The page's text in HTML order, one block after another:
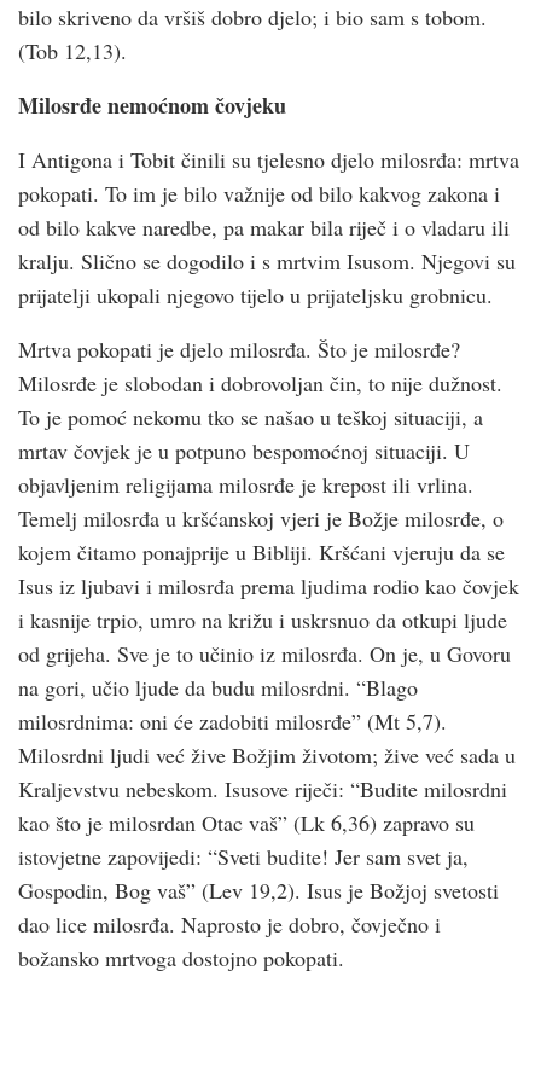
bilo skriveno da vršiš dobro djelo; i bio sam s tobom.
(Tob 12,13).
Milosrđe nemoćnom čovjeku
I Antigona i Tobit činili su tjelesno djelo milosrđa: mrtva
pokopati. To im je bilo važnije od bilo kakvog zakona i
od bilo kakve naredbe, pa makar bila riječ i o vladaru ili
kralju. Slično se dogodilo i s mrtvim Isusom. Njegovi su
prijatelji ukopali njegovo tijelo u prijateljsku grobnicu.
Mrtva pokopati je djelo milosrđa. Što je milosrđe?
Milosrđe je slobodan i dobrovoljan čin, to nije dužnost.
To je pomoć nekomu tko se našao u teškoj situaciji, a
mrtav čovjek je u potpuno bespomoćnoj situaciji. U
objavljenim religijama milosrđe je krepost ili vrlina.
Temelj milosrđa u krš­ćanskoj vjeri je Božje milosrđe, o
kojem čitamo ponajprije u Bibliji. Krš­ćani vjeruju da se
Isus iz ljubavi i milosrđa prema ljudima rodio kao čovjek
i kasnije trpio, umro na križu i uskrsnuo da otkupi ljude
od grijeha. Sve je to učinio iz milosrđa. On je, u Govoru
na gori, učio ljude da budu milosrdni. “Blago
milosrdnima: oni će zadobiti milosrđe” (Mt 5,7).
Milosrdni ljudi već žive Božjim životom; žive već sada u
Kraljevstvu nebeskom. Isusove riječi: “Budite milosrdni
kao što je milosrdan Otac vaš” (Lk 6,36) zapravo su
istovjetne zapovijedi: “Sveti budite! Jer sam svet ja,
Gospodin, Bog vaš” (Lev 19,2). Isus je Božjoj svetosti
dao lice milosrđa. Naprosto je dobro, čovječno i
božansko mrtvoga dostojno pokopati.